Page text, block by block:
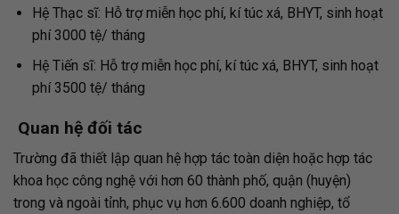
Hệ Thạc sĩ: Hỗ trợ miễn học phí, kí túc xá, BHYT, sinh hoạt
phí 3000 tệ/ tháng
Hệ Tiến sĩ: Hỗ trợ miễn học phí, kí túc xá, BHYT, sinh hoạt
phí 3500 tệ/ tháng
Quan hệ đối tác
Trường đã thiết lập quan hệ hợp tác toàn diện hoặc hợp tác
khoa học công nghệ với hơn 60 thành phố, quận (huyện)
trong và ngoài tỉnh, phục vụ hơn 6.600 doanh nghiệp, tổ